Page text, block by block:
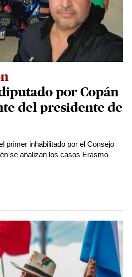
por Copán
del presidente de
primer inhabilitado por el Consejo
se analizan los casos Erasmo